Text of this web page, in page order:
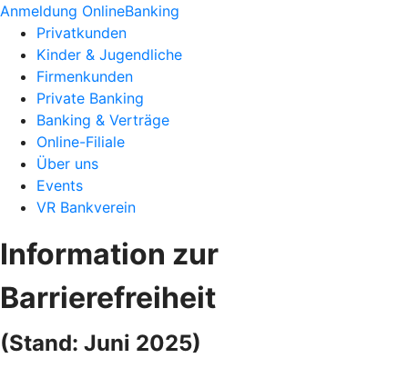
Anmeldung OnlineBanking
Privatkunden
Kinder & Jugendliche
Firmenkunden
Private Banking
Banking & Verträge
Online-Filiale
Über uns
Events
VR Bankverein
Information zur
Barrierefreiheit
(Stand: Juni 2025)